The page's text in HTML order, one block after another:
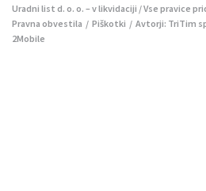
Uradni list d. o. o. – v likvidaciji / Vse pravice
Pravna obvestila / Piškotki / Avtorji: TriTim
2Mobile